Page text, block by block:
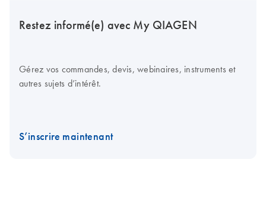
Restez informé(e) avec My QIAGEN
Gérez vos commandes, devis, webinaires, instruments et
autres sujets d’intérêt.
S’inscrire maintenant